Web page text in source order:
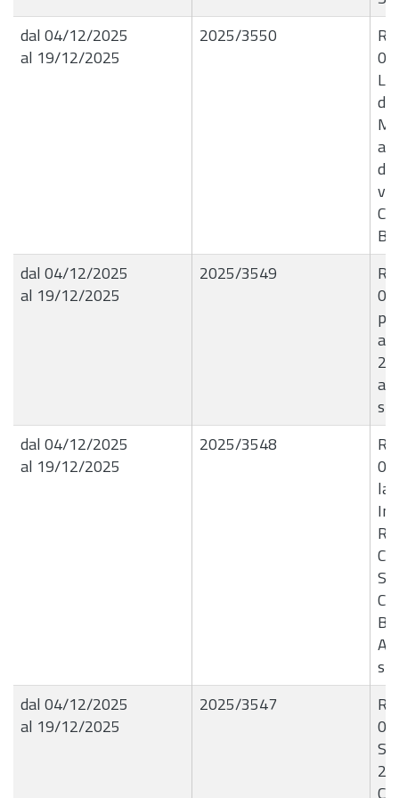
dal 04/12/2025
al 19/12/2025
2025/3550
dal 04/12/2025
al 19/12/2025
2025/3549
a
dal 04/12/2025
al 19/12/2025
2025/3548
la
dal 04/12/2025
al 19/12/2025
2025/3547